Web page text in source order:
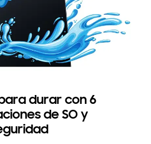
durar con 6
de SO y